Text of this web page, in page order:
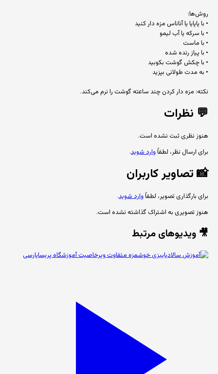
روش‌ها:
• با پاپایا یا آناناس مزه دار کنید
• با سرکه یا آب لیمو
• با ماست
• با پیاز رنده شده
• با چکش گوشت بکوبید
• به مدت طولانی بپزید
نکته: مزه دار کردن چند ساعته گوشت را نرم می‌کند.
💬 نظرات
هنوز نظری ثبت نشده است.
برای ارسال نظر، لطفاًوارد شوید.
📸تصاویر کاربران
برای بارگذاری تصویر، لطفاًوارد شوید.
هنوز تصویری به اشتراک گذاشته نشده است.
🎥 ویدیوهای مرتبط